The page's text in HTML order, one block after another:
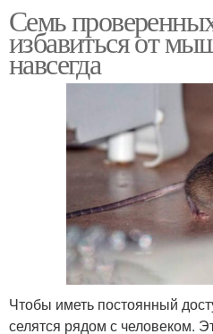
Семь
избавиться от
навсегда
Чтобы иметь постоянный
селятся рядом с человеком.